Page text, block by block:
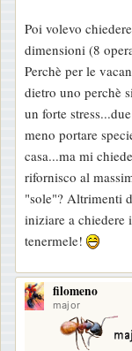
Poi volevo
dimensioni (8
Perchè per le
dietro uno perchè
un forte
meno portare
casa...ma mi
rifornisco al
"sole"? Altrimenti
iniziare a
tenermele!
filomeno
major